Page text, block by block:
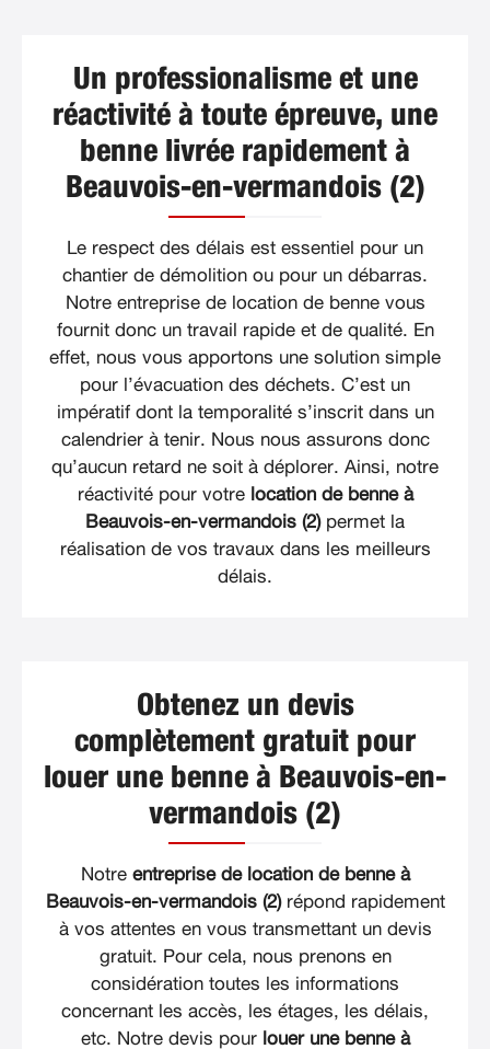
Un professionalisme et une
réactivité à toute épreuve, une
benne livrée rapidement à
Beauvois-en-vermandois (2)
Le respect des délais est essentiel pour un
chantier de démolition ou pour un débarras.
Notre entreprise de location de benne vous
fournit donc un travail rapide et de qualité. En
effet, nous vous apportons une solution simple
pour l’évacuation des déchets. C’est un
impératif dont la temporalité s’inscrit dans un
calendrier à tenir. Nous nous assurons donc
qu’aucun retard ne soit à déplorer. Ainsi, notre
réactivité pour votre location de benne à
Beauvois-en-vermandois (2)permet la
réalisation de vos travaux dans les meilleurs
délais.
Obtenez un devis
complètement gratuit pour
louer une benne à Beauvois-en-
vermandois (2)
Notre entreprise de location de benne à
Beauvois-en-vermandois (2)répond rapidement
à vos attentes en vous transmettant un devis
gratuit. Pour cela, nous prenons en
considération toutes les informations
concernant les accès, les étages, les délais,
etc. Notre devis pour louer une benne à